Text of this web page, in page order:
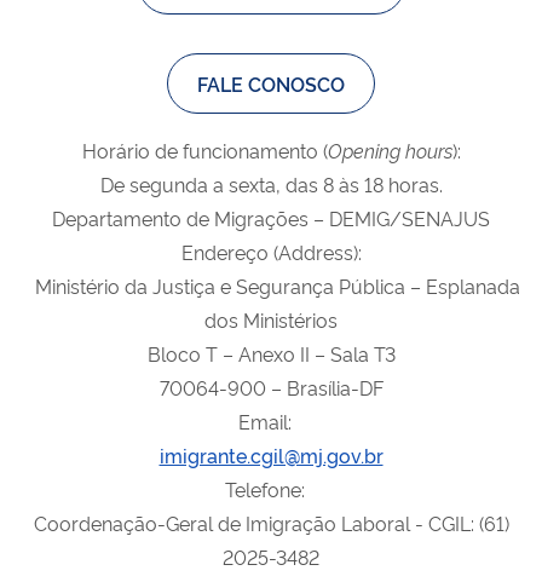
FALE CONOSCO
Horário de funcionamento (Opening hours):
De segunda a sexta, das 8 às 18 horas.
Departamento de Migrações – DEMIG/SENAJUS
Endereço (Address):
Ministério da Justiça e Segurança Pública – Esplanada
dos Ministérios
Bloco T – Anexo II – Sala T3
70064-900 – Brasília-DF
Email:
imigrante.cgil@mj.gov.br
Telefone:
Coordenação-Geral de Imigração Laboral - CGIL: (61)
2025-3482